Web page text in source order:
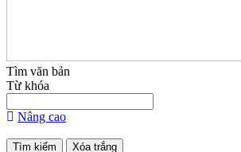
Tìm văn bản
Từ khóa
Nâng cao